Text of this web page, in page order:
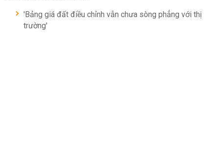
'Bảng giá đất điều chỉnh vẫn chưa sòng phẳng với thị
trường'